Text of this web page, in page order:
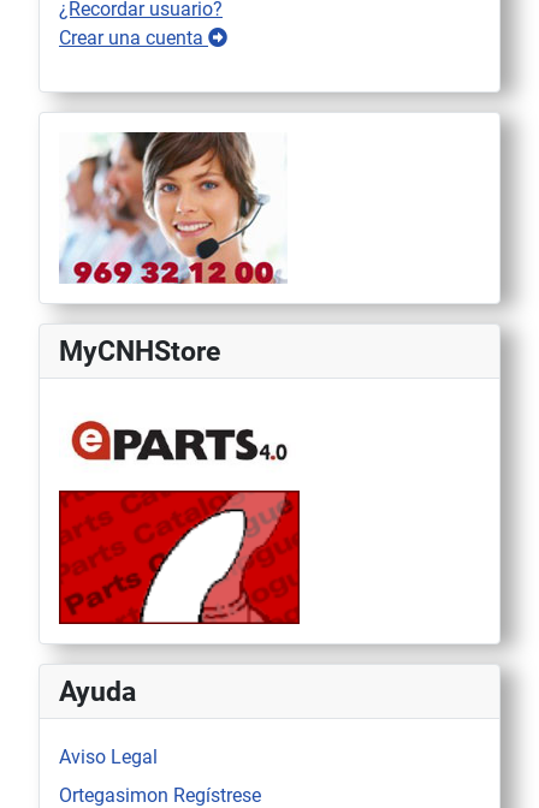
¿Recordar usuario?
Crear una cuenta
MyCNHStore
Ayuda
Aviso Legal
Ortegasimon Regístrese